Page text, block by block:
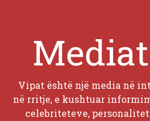
Vipat është një media në
në rritje, e kushtuar
celebriteteve,